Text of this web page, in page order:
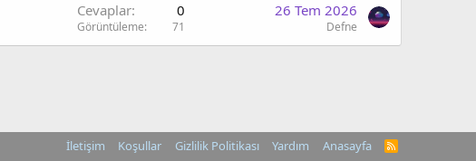
Cevaplar 0
Görüntüleme 71
26 Tem 2026
Defne
İletişim Koşullar Gizlilik Politikası Yardım Anasayfa
R